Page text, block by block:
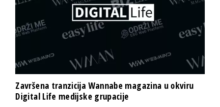
Završena tranzicija Wannabe magazina u okviru
Digital Life medijske grupacije